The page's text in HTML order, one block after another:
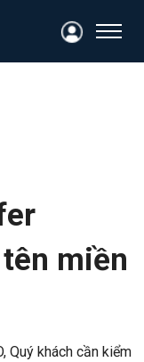
miền
Quý khách cần kiểm